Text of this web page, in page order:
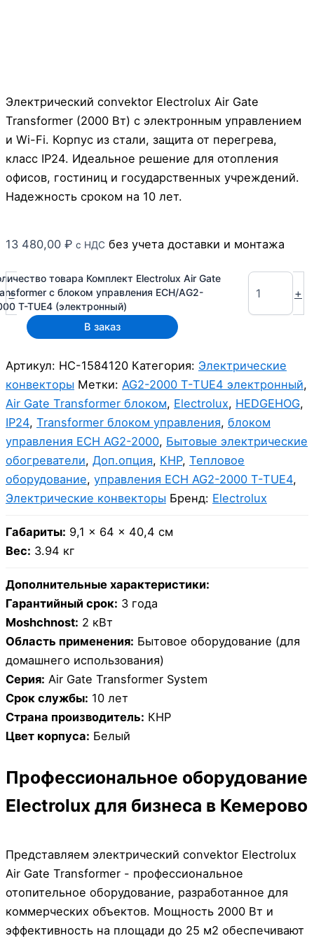
Электрический convektor Electrolux Air Gate
Transformer (2000 Вт) с электронным управлением
и Wi-Fi. Корпус из стали, защита от перегрева,
класс IP24. Идеальное решение для отопления
офисов, гостиниц и государственных учреждений.
Надежность сроком на 10 лет.
13 480,00 ₽ с НДС без учета доставки и монтажа
-
товара Комплект Electrolux Air Gate
с блоком управления ECH/AG2-
T-TUE4 (электронный)
+
В заказ
Артикул: НС-1584120 Категория: Электрические
конвекторы Метки: AG2-2000 T-TUE4 электронный,
Air Gate Transformer блоком, Electrolux, HEDGEHOG,
IP24, Transformer блоком управления, блоком
управления ECH AG2-2000, Бытовые электрические
обогреватели, Доп.опция, КНР, Тепловое
оборудование, управления ECH AG2-2000 T-TUE4,
Электрические конвекторы Бренд: Electrolux
Габариты: 9,1 × 64 × 40,4 см
Вес: 3.94 кг
Дополнительные характеристики:
Гарантийный срок: 3 года
Moshchnost: 2 кВт
Область применения: Бытовое оборудование (для
домашнего использования)
Серия: Air Gate Transformer System
Срок службы: 10 лет
Страна производитель: КНР
Цвет корпуса: Белый
Профессиональное оборудование
Electrolux для бизнеса в Кемерово
Представляем электрический convektor Electrolux
Air Gate Transformer - профессиональное
отопительное оборудование, разработанное для
коммерческих объектов. Мощность 2000 Вт и
эффективность на площади до 25 м2 обеспечивают